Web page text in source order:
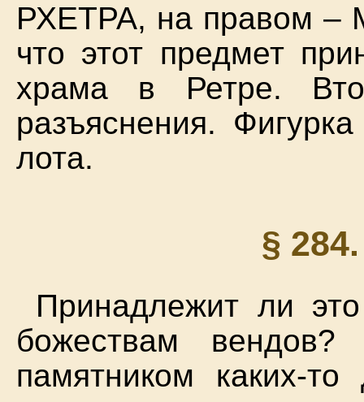
РХЕТРА, на правом –
что этот предмет
храма в Ретре.
разъяснения.
лота.
§
Принадлежит ли
божествам
памятником каких-